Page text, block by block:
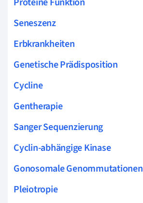
Seneszenz
Erbkrankheiten
Genetische Prädisposition
Cycline
Gentherapie
Sanger Sequenzierung
Cyclin-abhängige Kinase
Gonosomale Genommutationen
Pleiotropie